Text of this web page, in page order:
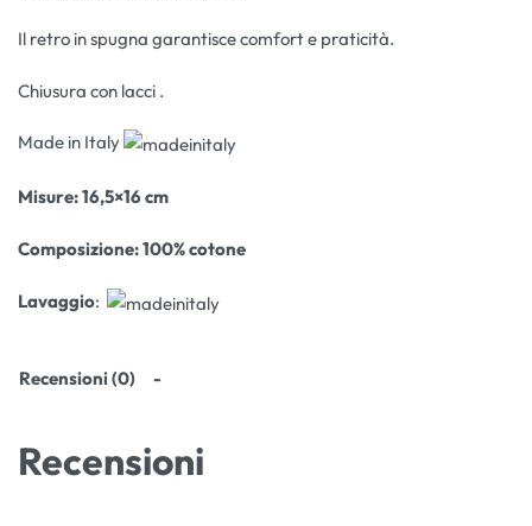
Il retro in spugna garantisce comfort e praticità.
Chiusura con lacci .
Made in Italy
Misure: 16,5×16 cm
Composizione: 100% cotone
Lavaggio:
Recensioni (0)
Recensioni